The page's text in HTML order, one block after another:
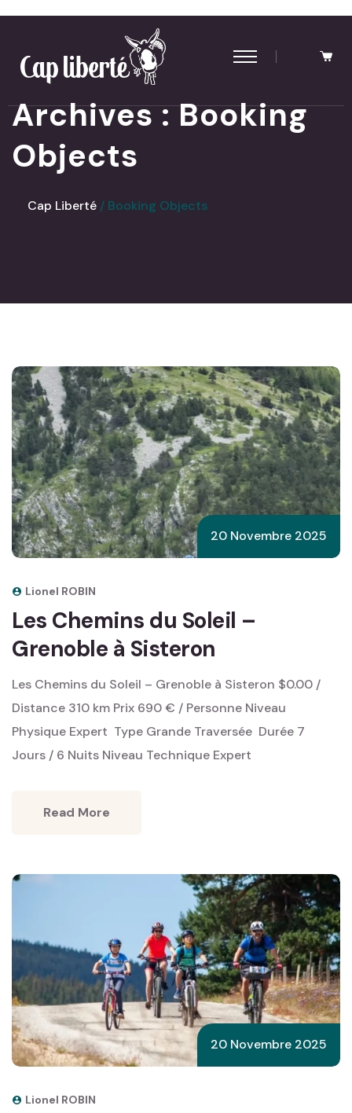
Archives :Booking
Objects
Cap Liberté Booking Objects
20 Novembre 2025
Lionel ROBIN
Les Chemins du Soleil –
Grenoble à Sisteron
Les Chemins du Soleil – Grenoble à Sisteron $0.00 /
Distance 310 km Prix 690 € / Personne Niveau
Physique Expert ‎ Type Grande Traversée ‎ Durée 7
Jours / 6 Nuits Niveau Technique Expert
Read More
20 Novembre 2025
Lionel ROBIN